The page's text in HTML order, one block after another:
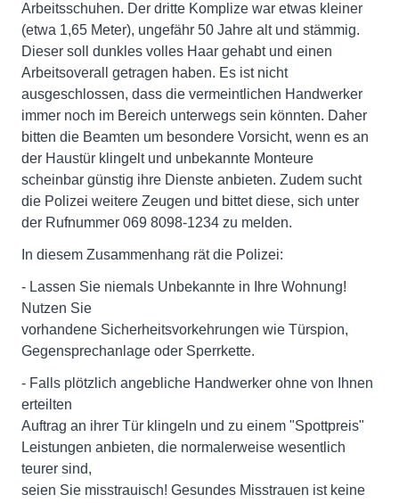
Arbeitsschuhen. Der dritte Komplize war etwas kleiner
(etwa 1,65 Meter), ungefähr 50 Jahre alt und stämmig.
Dieser soll dunkles volles Haar gehabt und einen
Arbeitsoverall getragen haben. Es ist nicht
ausgeschlossen, dass die vermeintlichen Handwerker
immer noch im Bereich unterwegs sein könnten. Daher
bitten die Beamten um besondere Vorsicht, wenn es an
der Haustür klingelt und unbekannte Monteure
scheinbar günstig ihre Dienste anbieten. Zudem sucht
die Polizei weitere Zeugen und bittet diese, sich unter
der Rufnummer 069 8098-1234 zu melden.
In diesem Zusammenhang rät die Polizei:
- Lassen Sie niemals Unbekannte in Ihre Wohnung!
Nutzen Sie
vorhandene Sicherheitsvorkehrungen wie Türspion,
Gegensprechanlage oder Sperrkette.
- Falls plötzlich angebliche Handwerker ohne von Ihnen
erteilten
Auftrag an ihrer Tür klingeln und zu einem "Spottpreis"
Leistungen anbieten, die normalerweise wesentlich
teurer sind,
seien Sie misstrauisch! Gesundes Misstrauen ist keine